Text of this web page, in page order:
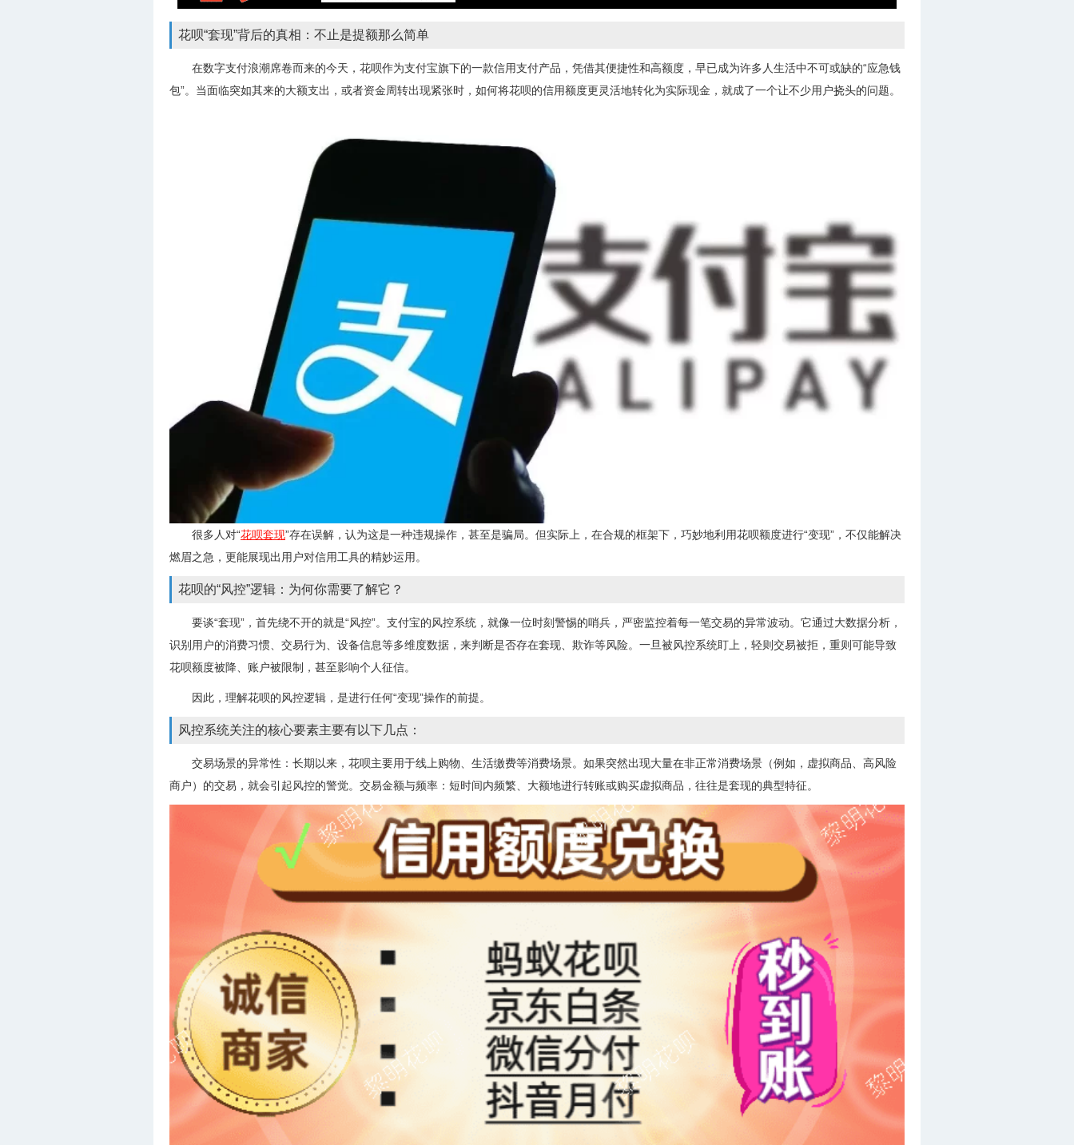
花呗“套现”背后的真相：不止是提额那么简单
在数字支付浪潮席卷而来的今天，花呗作为支付宝旗下的一款信用支付产品，凭借其便捷性和高额度，早已成为许多人生活中不可或缺的“应急钱
包”。当面临突如其来的大额支出，或者资金周转出现紧张时，如何将花呗的信用额度更灵活地转化为实际现金，就成了一个让不少用户挠头的问题。
很多人对“花呗套现”存在误解，认为这是一种违规操作，甚至是骗局。但实际上，在合规的框架下，巧妙地利用花呗额度进行“变现”，不仅能解决
燃眉之急，更能展现出用户对信用工具的精妙运用。
花呗的“风控”逻辑：为何你需要了解它？
要谈“套现”，首先绕不开的就是“风控”。支付宝的风控系统，就像一位时刻警惕的哨兵，严密监控着每一笔交易的异常波动。它通过大数据分析，
识别用户的消费习惯、交易行为、设备信息等多维度数据，来判断是否存在套现、欺诈等风险。一旦被风控系统盯上，轻则交易被拒，重则可能导致
花呗额度被降、账户被限制，甚至影响个人征信。
因此，理解花呗的风控逻辑，是进行任何“变现”操作的前提。
风控系统关注的核心要素主要有以下几点：
交易场景的异常性：长期以来，花呗主要用于线上购物、生活缴费等消费场景。如果突然出现大量在非正常消费场景（例如，虚拟商品、高风险
商户）的交易，就会引起风控的警觉。交易金额与频率：短时间内频繁、大额地进行转账或购买虚拟商品，往往是套现的典型特征。